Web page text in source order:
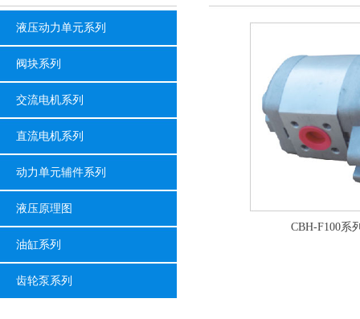
液压动力单元系列
阀块系列
交流电机系列
直流电机系列
动力单元辅件系列
液压原理图
油缸系列
齿轮泵系列
CBH-F100系